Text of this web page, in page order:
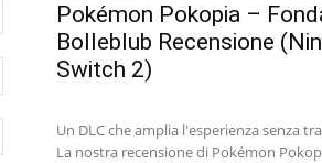
Pokémon Pokopia –
Bolleblub Recensione
Switch 2)
Un DLC che amplia l'esperienza senza
La nostra recensione di Pokémon